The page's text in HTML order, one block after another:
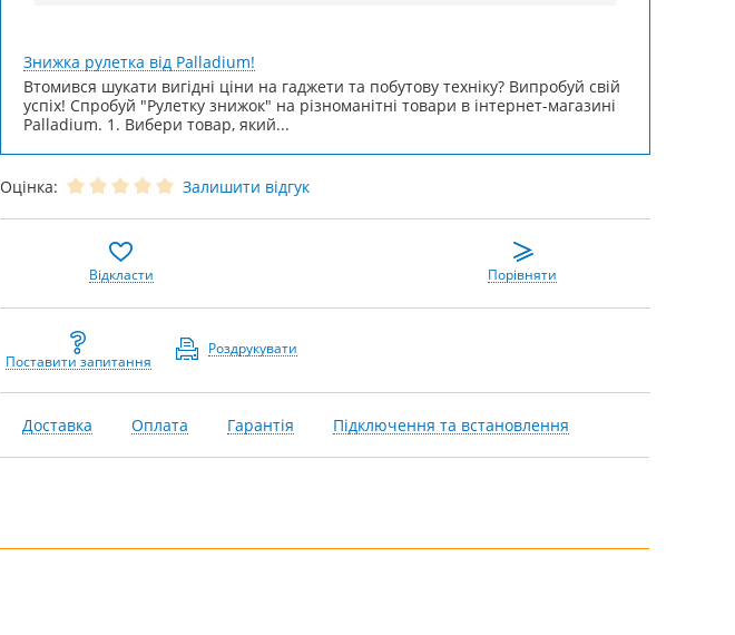
Знижка рулетка від Palladium!
Втомився шукати вигідні ціни на гаджети та побутову техніку? Випробуй свій
успіх! Спробуй "Рулетку знижок" на різноманітні товари в інтернет-магазині
Palladium. 1. Вибери товар, який...
Оцінка: Залишити відгук
Відкласти Порівняти
Поставити запитання
Роздрукувати
Доставка Оплата Гарантія Підключення та встановлення